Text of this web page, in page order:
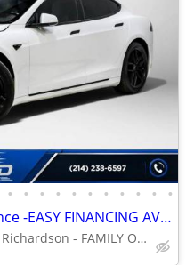
• • • • • • • • • • •
2021 Tesla Model S Performance -EASY FINANCING AVAILABLE
+ IMD Motors Inc Richardson - FAMILY OWNED AND OPERATED !